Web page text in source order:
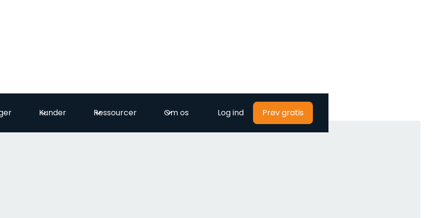
Kunder Ressourcer Om os Log ind Prøv gratis